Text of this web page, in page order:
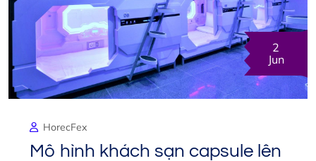
2
Jun
HorecFex
Mô hình khách sạn capsule lên